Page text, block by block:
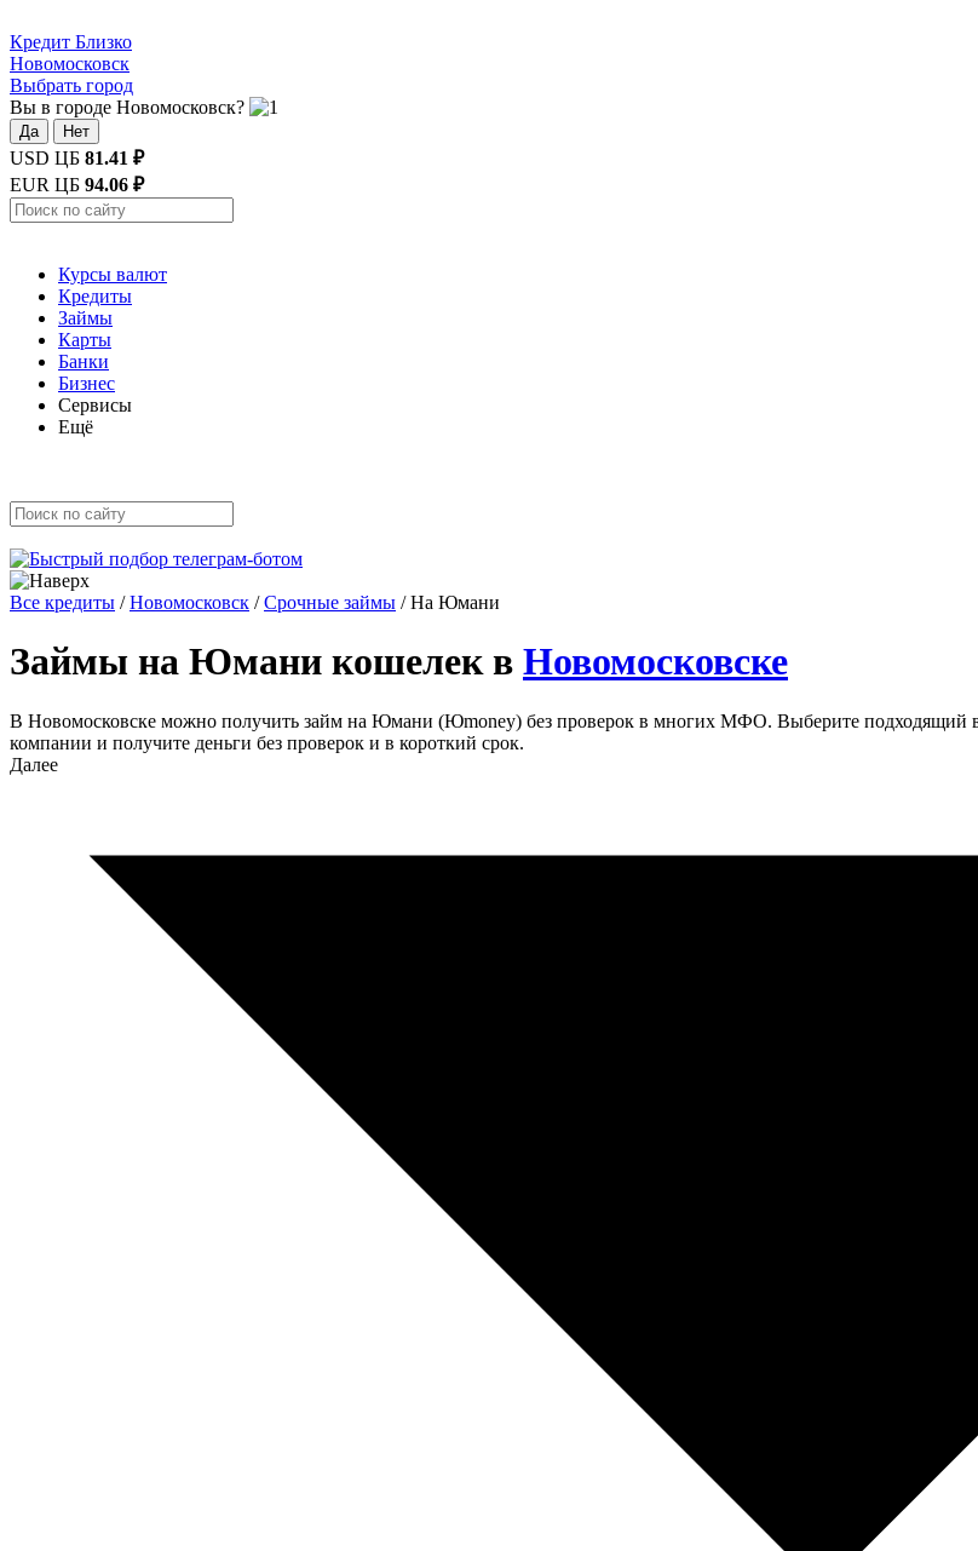
Кредит Близко
Новомосковск
Выбрать город
Вы в городе Новомосковск?
Да Нет
USD ЦБ 81.41 ₽
EUR ЦБ 94.06 ₽
Курсы валют
Кредиты
Займы
Карты
Банки
Бизнес
Сервисы
Ещё
Все кредиты /Новомосковск /Срочные займы /На Юмани
Займы на Юмани кошелек в Новомосковске
В Новомосковске можно получить займ на Юмани (Юmoney) без проверок в многих МФО. Выберите подходящий
компании и получите деньги без проверок и в короткий срок.
Далее